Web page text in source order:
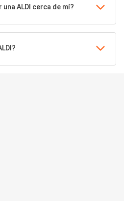
ALDI cerca de mí?